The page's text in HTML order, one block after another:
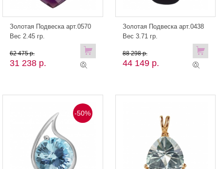
Золотая Подвеска арт.0570
Вес 2.45 гр.
31 238 р.
62 475 р.
Золотая Подвеска арт.0438
Вес 3.71 гр.
44 149 р.
88 298 р.
-50%